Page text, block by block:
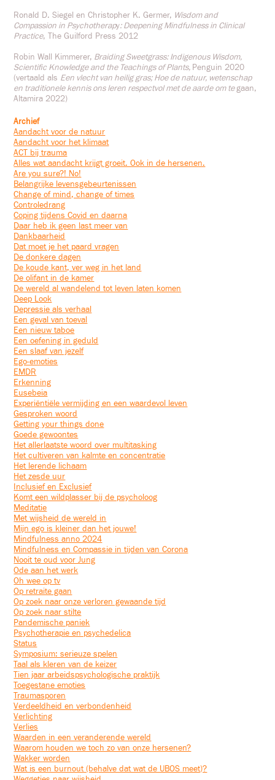
Ronald D. Siegel en Christopher K. Germer, Wisdom and
Compassion in Psychotherapy: Deepening Mindfulness in Clinical
Practice, The Guilford Press 2012
Robin Wall Kimmerer, Braiding Sweetgrass: Indigenous Wisdom,
Scientific Knowledge and the Teachings of Plants, Penguin 2020
(vertaald als Een vlecht van heilig gras; Hoe de natuur, wetenschap
en traditionele kennis ons leren respectvol met de aarde om te gaan,
Altamira 2022)
Archief
Aandacht voor de natuur
Aandacht voor het klimaat
ACT bij trauma
Alles wat aandacht krijgt groeit. Ook in de hersenen.
Are you sure?! No!
Belangrijke levensgebeurtenissen
Change of mind, change of times
Controledrang
Coping tijdens Covid en daarna
Daar heb ik geen last meer van
Dankbaarheid
Dat moet je het paard vragen
De donkere dagen
De koude kant, ver weg in het land
De olifant in de kamer
De wereld al wandelend tot leven laten komen
Deep Look
Depressie als verhaal
Een geval van toeval
Een nieuw taboe
Een oefening in geduld
Een slaaf van jezelf
Ego-emoties
EMDR
Erkenning
Eusebeia
Experiëntiële vermijding en een waardevol leven
Gesproken woord
Getting your things done
Goede gewoontes
Het allerlaatste woord over multitasking
Het cultiveren van kalmte en concentratie
Het lerende lichaam
Het zesde uur
Inclusief en Exclusief
Komt een wildplasser bij de psycholoog
Meditatie
Met wijsheid de wereld in
Mijn ego is kleiner dan het jouwe!
Mindfulness anno 2024
Mindfulness en Compassie in tijden van Corona
Nooit te oud voor Jung
Ode aan het werk
Oh wee op tv
Op retraite gaan
Op zoek naar onze verloren gewaande tijd
Op zoek naar stilte
Pandemische paniek
Psychotherapie en psychedelica
Status
Symposium: serieuze spelen
Taal als kleren van de keizer
Tien jaar arbeidspsychologische praktijk
Toegestane emoties
Traumasporen
Verdeeldheid en verbondenheid
Verlichting
Verlies
Waarden in een veranderende wereld
Waarom houden we toch zo van onze hersenen?
Wakker worden
Wat is een burnout (behalve dat wat de UBOS meet)?